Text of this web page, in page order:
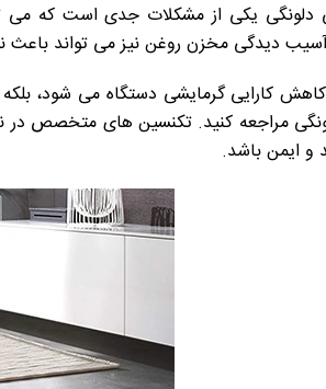
دلونگی یکی از مشکلات جدی است که می
دیدگی مخزن روغن نیز می تواند
کارایی گرمایشی دستگاه می شود،
مراجعه کنید. تکنسین های متخصص در
و ایمن باشد.